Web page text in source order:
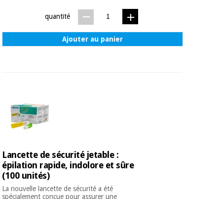
quantité
Ajouter au panier
Lancette de sécurité jetable :
épilation rapide, indolore et sûre
(100 unités)
La nouvelle lancette de sécurité a été
spécialement conçue pour assurer une